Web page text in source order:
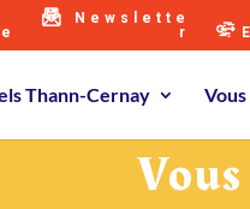
Newslette
r
Thann-Cernay